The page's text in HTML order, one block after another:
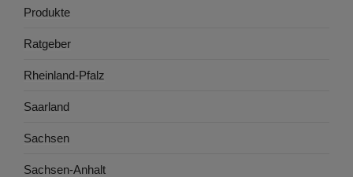
Produkte
Ratgeber
Rheinland-Pfalz
Saarland
Sachsen
Sachsen-Anhalt